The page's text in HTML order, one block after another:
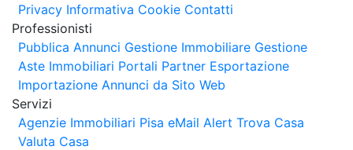
Privacy Informativa Cookie Contatti
Professionisti
Pubblica Annunci Gestione Immobiliare Gestione
Aste Immobiliari Portali Partner Esportazione
Importazione Annunci da Sito Web
Servizi
Agenzie Immobiliari Pisa eMail Alert Trova Casa
Valuta Casa